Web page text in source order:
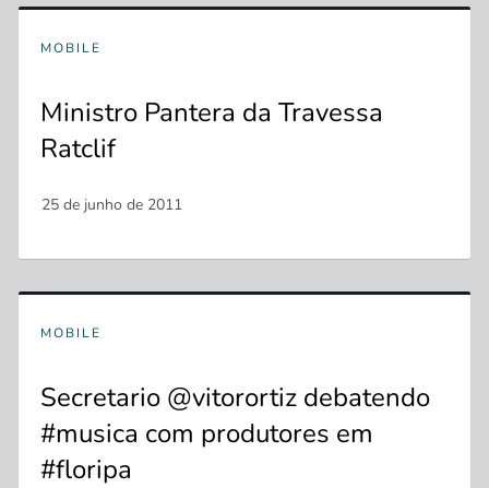
MOBILE
Ministro Pantera da Travessa
Ratclif
MOBILE
Secretario @vitorortiz debatendo
#musica com produtores em
#floripa